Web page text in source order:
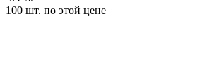
100 шт. по этой цене